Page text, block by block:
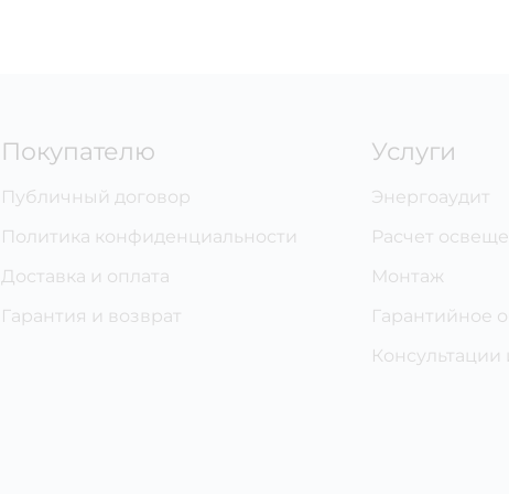
Покупателю
Публичный договор
Политика конфиденциальности
Доставка и оплата
Гарантия и возврат
Услуги
Энергоаудит
Расчет
Монтаж
Гарантийное